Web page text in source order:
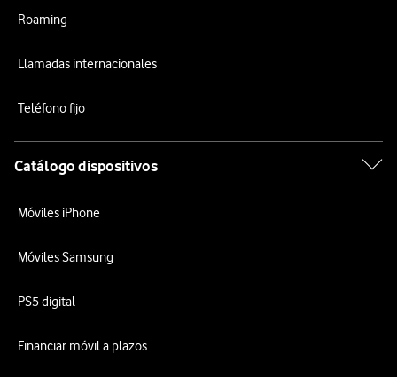
Roaming
Llamadas internacionales
Teléfono fijo
Catálogo dispositivos
Móviles iPhone
Móviles Samsung
PS5 digital
Financiar móvil a plazos